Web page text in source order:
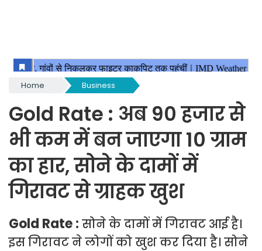
Home Business
Gold Rate : अब 90 हजार से
भी कम में बन जाएगा 10 ग्राम
का हार, सोने के दामों में
गिरावट से ग्राहक खुश
Gold Rate : सोने के दामों में गिरावट आई है।
इस गिरावट ने लोगों को खुश कर दिया है। सोने